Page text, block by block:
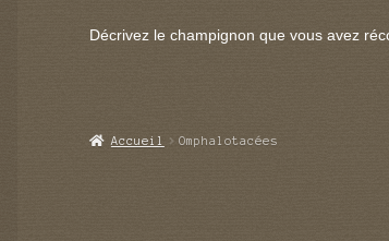
Décrivez le champignon que vous avez
Accueil Omphalotacées